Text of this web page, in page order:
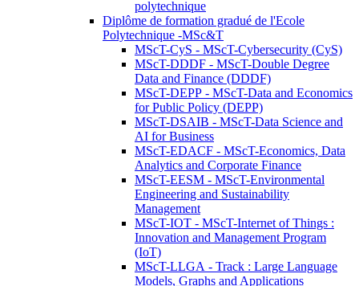
polytechnique
Diplôme de formation gradué de l'Ecole
Polytechnique -MSc&T
MScT-CyS - MScT-Cybersecurity (CyS)
MScT-DDDF - MScT-Double Degree
Data and Finance (DDDF)
MScT-DEPP - MScT-Data and Economics
for Public Policy (DEPP)
MScT-DSAIB - MScT-Data Science and
AI for Business
MScT-EDACF - MScT-Economics, Data
Analytics and Corporate Finance
MScT-EESM - MScT-Environmental
Engineering and Sustainability
Management
MScT-IOT - MScT-Internet of Things :
Innovation and Management Program
(IoT)
MScT-LLGA - Track : Large Language
Models, Graphs and Applications